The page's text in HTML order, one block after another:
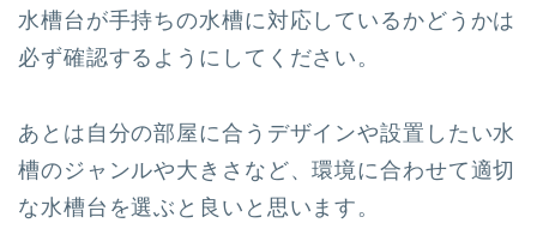
水槽台が手持ちの水槽に対応しているかどうかは
必ず確認するようにしてください。
あとは自分の部屋に合うデザインや設置したい水
槽のジャンルや大きさなど、環境に合わせて適切
な水槽台を選ぶと良いと思います。